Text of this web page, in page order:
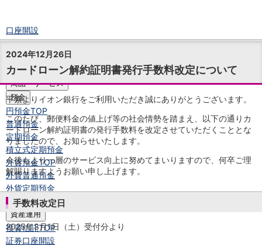
口座開設
ログイン
チャット
メニュー
商品・サービス
預金
円預金TOP
普通預金
定期預金
積立式定期預金
外貨預金TOP
外貨普通預金
外貨定期預金
外貨普通預金積立
資産運用
投資信託TOP
証券口座開設
2024年12月26日
カードローン解約証明書発行手数料改定について
平素よりイオン銀行をご利用いただき誠にありがとうございます。
このたび、郵便料金の値上げ等の社会情勢を踏まえ、以下の通りカ
ードローン解約証明書の発行手数料を改定させていただくこととな
りましたので、お知らせいたします。
今後もより一層のサービス向上に努めてまいりますので、何卒ご理
解賜りますようお願い申し上げます。
手数料改定日
2025年3月1日（土）受付分より